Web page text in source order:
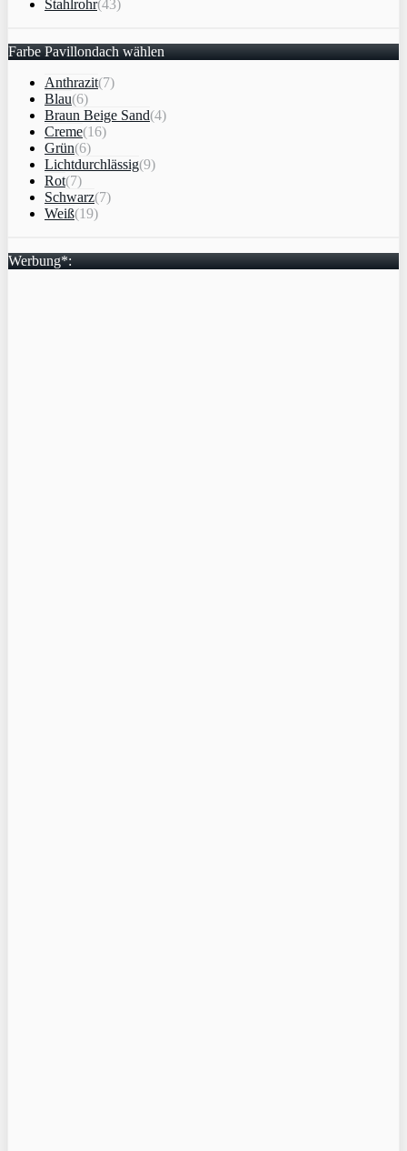
Stahlrohr(43)
Farbe Pavillondach wählen
Anthrazit(7)
Blau(6)
Braun Beige Sand(4)
Creme(16)
Grün(6)
Lichtdurchlässig(9)
Rot(7)
Schwarz(7)
Weiß(19)
Werbung*: